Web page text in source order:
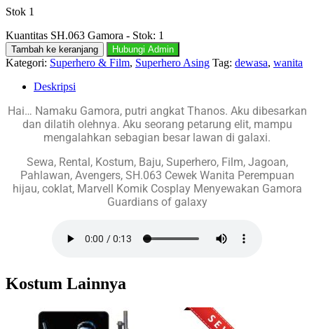
Stok 1
Kuantitas SH.063 Gamora - Stok: 1
Tambah ke keranjang Hubungi Admin
Kategori: Superhero & Film, Superhero Asing Tag: dewasa, wanita
Deskripsi
Hai… Namaku Gamora, putri angkat Thanos. Aku dibesarkan
dan dilatih olehnya. Aku seorang petarung elit, mampu
mengalahkan sebagian besar lawan di galaxi.
Sewa, Rental, Kostum, Baju, Superhero, Film, Jagoan,
Pahlawan, Avengers, SH.063 Cewek Wanita Perempuan
hijau, coklat, Marvell Komik Cosplay Menyewakan Gamora
Guardians of galaxy
Kostum Lainnya